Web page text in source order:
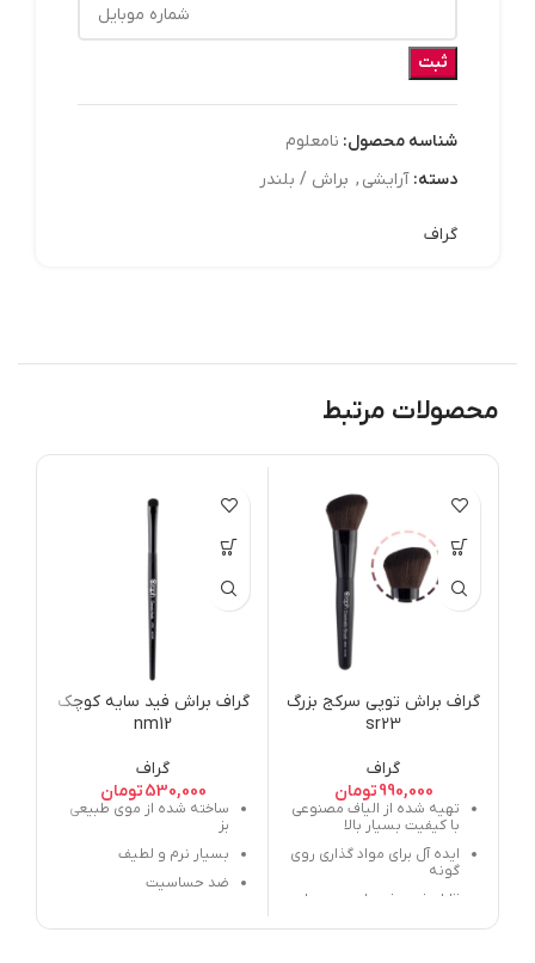
ثبت
شناسه محصول: نامعلوم
دسته: آرايشي , براش / بلندر
گراف
محصولات مرتبط
گراف براش توپی سرکج بزرگ
sr23
گراف
990,000تومان
تهیه شده از الیاف مصنوعی
با کیفیت بسیار بالا
ایده آل برای مواد گذاری روی
گونه
قابل شستشو با عمر بسیار
گراف براش فید سایه کوچک
nm12
گراف
530,000تومان
ساخته شده از موی طبیعی
بز
بسیار نرم و لطیف
ضد حساسیت